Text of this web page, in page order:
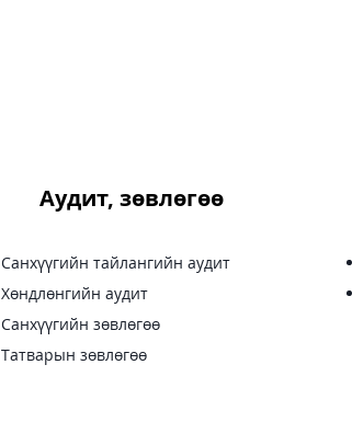
Аудит, зөвлөгөө
Санхүүгийн тайлангийн аудит
Хөндлөнгийн аудит
Санхүүгийн зөвлөгөө
Татварын зөвлөгөө